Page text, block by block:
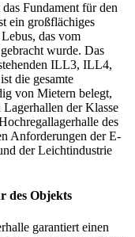
Fundament für den
ein großflächiges
das vom
wurde. Das
ILL3, ILL4,
die gesamte
von Mietern belegt,
der Klasse
des
Anforderungen der E-
der Leichtindustrie
des Objekts
garantiert einen